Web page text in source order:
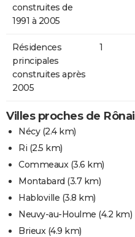
construites de
1991 à 2005
Résidences
principales
construites après
2005
1
Villes proches de Rônai
Nécy(2.4 km)
Ri (2.5 km)
Commeaux(3.6 km)
Montabard (3.7 km)
Habloville (3.8 km)
Neuvy-au-Houlme (4.2 km)
Brieux(4.9 km)